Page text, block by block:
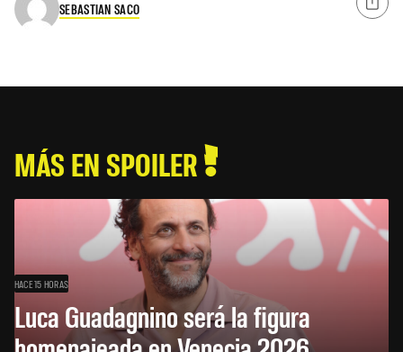
SEBASTIAN SACO
MÁS EN SPOILER
HACE 15 HORAS
Luca Guadagnino será la figura